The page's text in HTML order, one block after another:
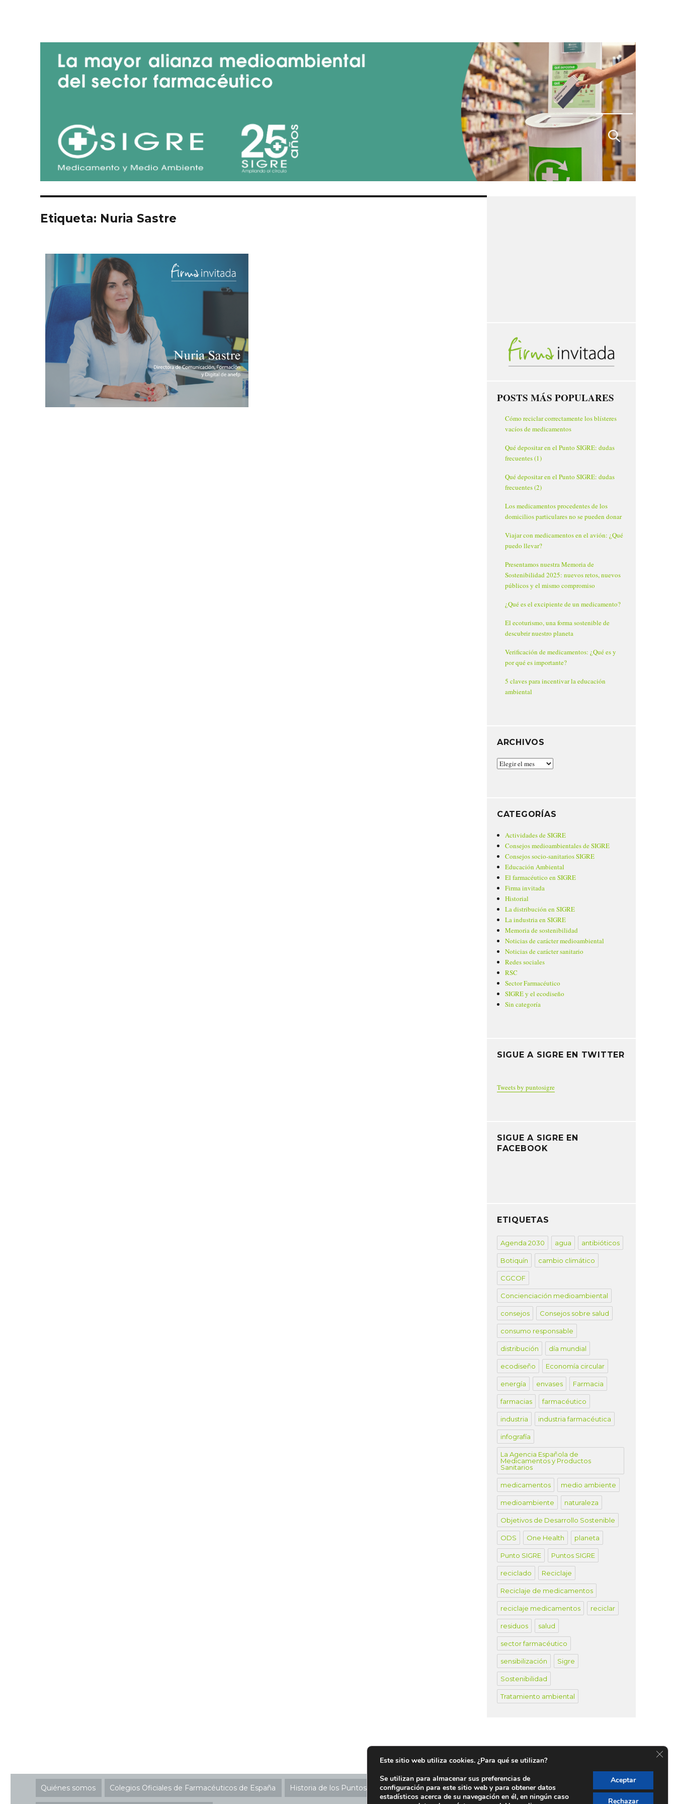
Buscar
por:
Etiqueta: Nuria Sastre
POSTS MÁS POPULARES
Cómo reciclar correctamente los blísteres
vacíos de medicamentos
Qué depositar en el Punto SIGRE: dudas
frecuentes (1)
Qué depositar en el Punto SIGRE: dudas
frecuentes (2)
Los medicamentos procedentes de los
domicilios particulares no se pueden donar
Viajar con medicamentos en el avión: ¿Qué
puedo llevar?
Presentamos nuestra Memoria de
Sostenibilidad 2025: nuevos retos, nuevos
públicos y el mismo compromiso
¿Qué es el excipiente de un medicamento?
El ecoturismo, una forma sostenible de
descubrir nuestro planeta
Verificación de medicamentos: ¿Qué es y
por qué es importante?
5 claves para incentivar la educación
ambiental
ARCHIVOS
Archivos
CATEGORÍAS
Actividades de SIGRE
Consejos medioambientales de SIGRE
Consejos socio-sanitarios SIGRE
Educación Ambiental
El farmacéutico en SIGRE
Firma invitada
Historial
La distribución en SIGRE
La industria en SIGRE
Memoria de sostenibilidad
Noticias de carácter medioambiental
Noticias de carácter sanitario
Redes sociales
RSC
Sector Farmacéutico
SIGRE y el ecodiseño
Sin categoría
SIGUE A SIGRE EN TWITTER
Tweets by puntosigre
SIGUE A SIGRE EN
FACEBOOK
ETIQUETAS
Agenda 2030 agua antibióticos
Botiquín cambio climático
CGCOF
Concienciación medioambiental
consejos Consejos sobre salud
consumo responsable
distribución día mundial
ecodiseño Economía circular
energía envases Farmacia
farmacias farmacéutico
industria industria farmacéutica
infografía
La Agencia Española de
Medicamentos y Productos
Sanitarios
medicamentos medio ambiente
medioambiente naturaleza
Objetivos de Desarrollo Sostenible
ODS One Health planeta
Punto SIGRE Puntos SIGRE
reciclado Reciclaje
Reciclaje de medicamentos
reciclaje medicamentos reciclar
residuos salud
sector farmacéutico
sensibilización Sigre
Sostenibilidad
Tratamiento ambiental
Quiénes somos Colegios Oficiales de Farmacéuticos de España Historia de los Puntos SIGRE Ubicación Puntos SIGRE en España
Este sitio web utiliza cookies. ¿Para qué se utilizan?
Se utilizan para almacenar sus preferencias de
configuración para este sitio web y para obtener datos
estadísticos acerca de su navegación en él, en ningún caso
Aceptar
Rechazar